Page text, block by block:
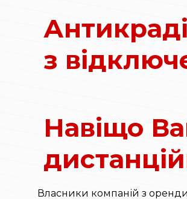
з
Навіщо
Власники компаній з